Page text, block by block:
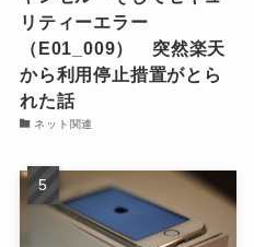
リティーエラー
（E01_009） 突然楽天
から利用停止措置がとら
れた話
ネット関連